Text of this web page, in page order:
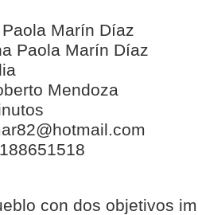
Marín Díaz
Paola Marín Díaz
Mendoza
con dos objetivos